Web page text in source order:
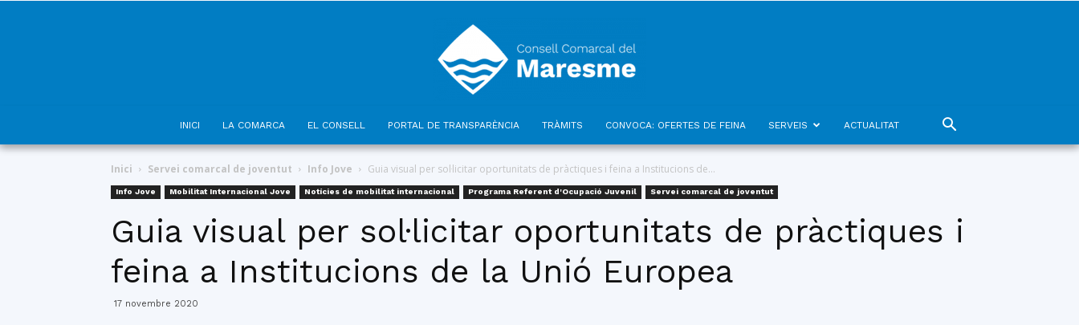
Comarcal
INICI LA COMARCA EL CONSELL PORTAL DE TRANSPARÈNCIA TRÀMITS CONVOCA: OFERTES DE FEINA SERVEIS ACTUALITAT
Inici Servei comarcal de joventut Info Jove Guia visual per sol·licitar oportunitats de pràctiques i feina a Institucions de...
Info Jove Mobilitat Internacional Jove Notícies de mobilitat internacional Programa Referent d'Ocupació Juvenil Servei comarcal de joventut
Guia visual per sol·licitar oportunitats de pràctiques i
feina a Institucions de la Unió Europea
17 novembre 2020